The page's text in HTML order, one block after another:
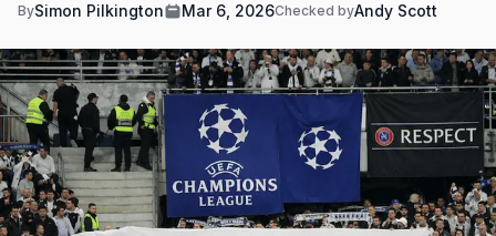
BySimon Pilkington Mar 6, 2026Checked byAndy Scott